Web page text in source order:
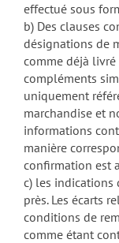
effectué sous
b) Des clauses
désignations de
comme déjà livré
compléments
uniquement
marchandise et
informations
manière
confirmation est
c) les
près. Les écarts
conditions de
comme étant